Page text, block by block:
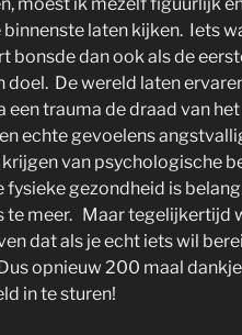
laten kijken. Iets
bonsde dan ook als de
doel. De wereld laten
een trauma de draad van
echte gevoelens
krijgen van psychologische
fysieke gezondheid is
te meer. Maar tegelijkertijd
dat als je echt iets wil
opnieuw 200 maal
in te sturen!